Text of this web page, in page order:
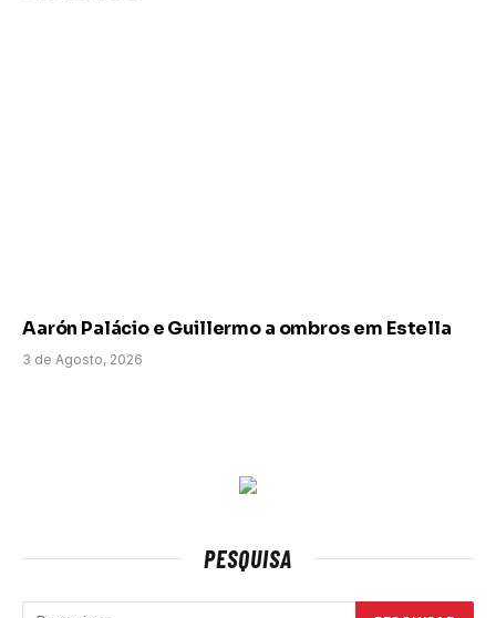
Aarón Palácio e Guillermo a ombros em Estella
3 de Agosto, 2026
PESQUISA